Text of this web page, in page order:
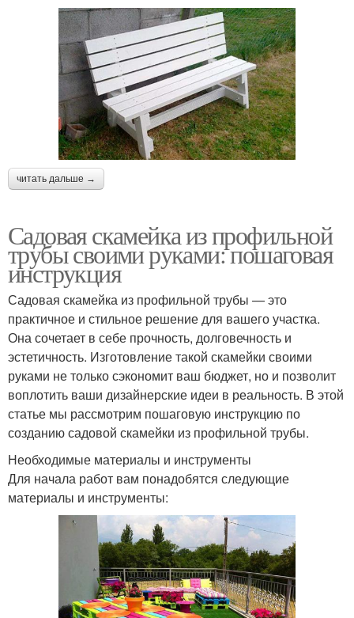
читать дальше →
Садовая скамейка из профильной
трубы своими руками: пошаговая
инструкция
Садовая скамейка из профильной трубы — это
практичное и стильное решение для вашего участка.
Она сочетает в себе прочность, долговечность и
эстетичность. Изготовление такой скамейки своими
руками не только сэкономит ваш бюджет, но и позволит
воплотить ваши дизайнерские идеи в реальность. В этой
статье мы рассмотрим пошаговую инструкцию по
созданию садовой скамейки из профильной трубы.
Необходимые материалы и инструменты
Для начала работ вам понадобятся следующие
материалы и инструменты: